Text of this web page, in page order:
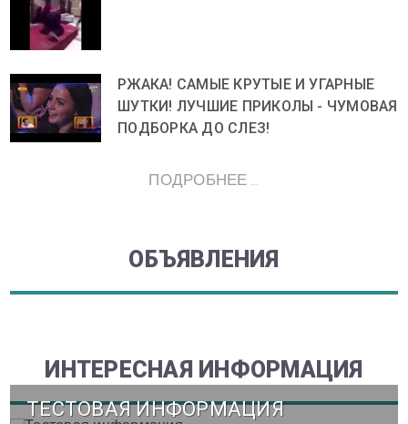
РЖАКА! САМЫЕ КРУТЫЕ И УГАРНЫЕ
ШУТКИ! ЛУЧШИЕ ПРИКОЛЫ - ЧУМОВАЯ
ПОДБОРКА ДО СЛЕЗ!
ПОДРОБНЕЕ ...
ОБЪЯВЛЕНИЯ
ИНТЕРЕСНАЯ ИНФОРМАЦИЯ
ТЕСТОВАЯ ИНФОРМАЦИЯ